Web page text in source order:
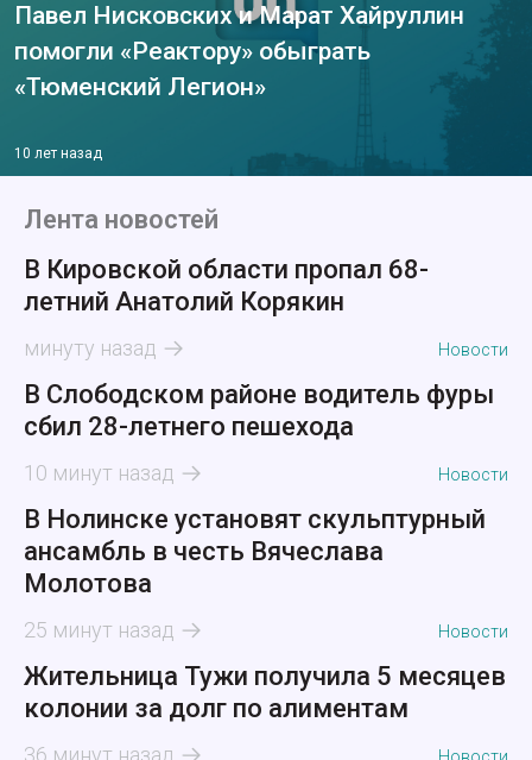
Павел Нисковских и Марат Хайруллин
помогли «Реактору» обыграть
«Тюменский Легион»
10 лет назад
Лента новостей
В Кировской области пропал 68-
летний Анатолий Корякин
минуту назад Новости
В Слободском районе водитель фуры
сбил 28-летнего пешехода
10 минут назад Новости
В Нолинске установят скульптурный
ансамбль в честь Вячеслава
Молотова
25 минут назад Новости
Жительница Тужи получила 5 месяцев
колонии за долг по алиментам